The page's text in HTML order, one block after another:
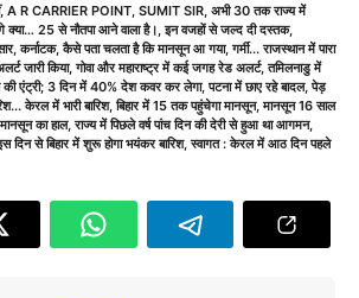
, A R CARRIER POINT SUMIT SIR अभी 30 तक राज्य में
25 से नौतपा आने वाला है। ,इन वजहों से जल्द दी दस्तक,
,कर्नाटक,कैसे पता चलता है कि मानसून आ गया,गर्मी... राजस्थान में पारा
जारी किया,गोवा और महाराष्ट्र में कई जगह रेड अलर्ट,तमिलनाडु में
की एंट्री; 3 दिन में 40% देश कवर कर लेगा,पटना में छाए रहे बादल,पेड़
केरल में भारी बारिश,बिहार में 15 तक पहुंचेगा मानसून,मानसून 16 साल
मानसून का हाल,राज्य में पिछले वर्ष पांच दिन की देरी से हुआ था आगमन,
से बिहार में शुरू होगा भयंकर बारिश,स्वागत : केरल में आठ दिन पहले